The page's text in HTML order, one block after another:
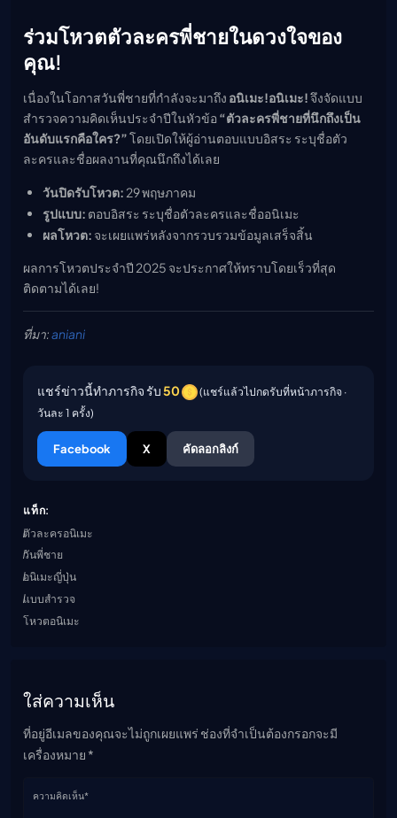
ร่วมโหวตตัวละครพี่ชายในดวงใจของ
คุณ!
เนื่องในโอกาสวันพี่ชายที่กำลังจะมาถึง อนิเมะ!อนิเมะ!จึงจัดแบบ
สำรวจความคิดเห็นประจำปีในหัวข้อ“ตัวละครพี่ชายที่นึกถึงเป็น
อันดับแรกคือใคร?”โดยเปิดให้ผู้อ่านตอบแบบอิสระ ระบุชื่อตัว
ละครและชื่อผลงานที่คุณนึกถึงได้เลย
วันปิดรับโหวต: 29 พฤษภาคม
รูปแบบ: ตอบอิสระ ระบุชื่อตัวละครและชื่ออนิเมะ
ผลโหวต: จะเผยแพร่หลังจากรวบรวมข้อมูลเสร็จสิ้น
ผลการโหวตประจำปี 2025 จะประกาศให้ทราบโดยเร็วที่สุด
ติดตามได้เลย!
ที่มา:aniani
แชร์ข่าวนี้ทำภารกิจ รับ50
(แชร์แล้วไปกดรับที่หน้าภารกิจ ·
วันละ 1 ครั้ง)
Facebook X คัดลอกลิงก์
แท็ก:
ตัวละครอนิเมะ
วันพี่ชาย
อนิเมะญี่ปุ่น
แบบสำรวจ
โหวตอนิเมะ
ใส่ความเห็น
ที่อยู่อีเมลของคุณจะไม่ถูกเผยแพร่ ช่องที่จำเป็นต้องกรอกจะมี
เครื่องหมาย *
ความคิดเห็น*